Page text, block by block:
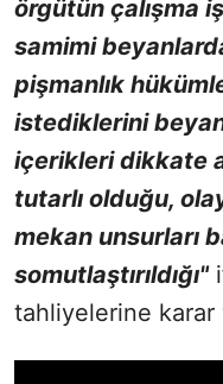
örgütün çalışma
samimi
pişmanlık
istediklerini
içerikleri dikkate
tutarlı olduğu,
mekan unsurları
somutlaştırıldığı"
tahliyelerine karar